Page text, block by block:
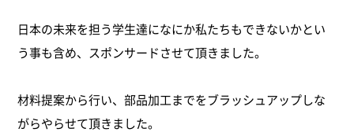
日本の未来を担う学生達になにか私たちもできないかとい
う事も含め、スポンサードさせて頂きました。
材料提案から行い、部品加工までをブラッシュアップしな
がらやらせて頂きました。